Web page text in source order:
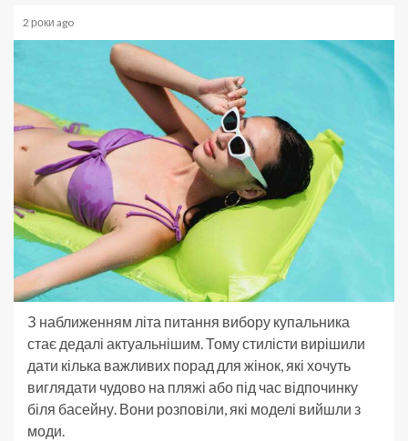
2 роки ago
З наближенням літа питання вибору купальника
стає дедалі актуальнішим. Тому стилісти вирішили
дати кілька важливих порад для жінок, які хочуть
виглядати чудово на пляжі або під час відпочинку
біля басейну. Вони розповіли, які моделі вийшли з
моди.